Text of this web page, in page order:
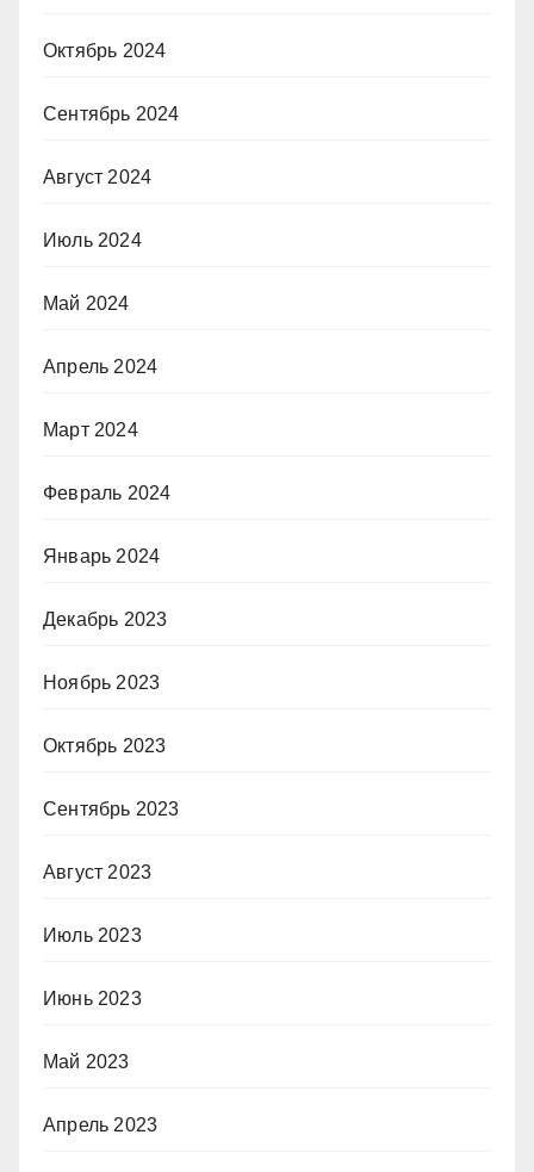
Октябрь 2024
Сентябрь 2024
Август 2024
Июль 2024
Май 2024
Апрель 2024
Март 2024
Февраль 2024
Январь 2024
Декабрь 2023
Ноябрь 2023
Октябрь 2023
Сентябрь 2023
Август 2023
Июль 2023
Июнь 2023
Май 2023
Апрель 2023